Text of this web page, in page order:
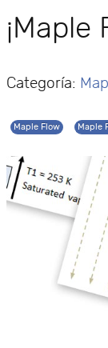
Categoría:
Maple Flow Maple